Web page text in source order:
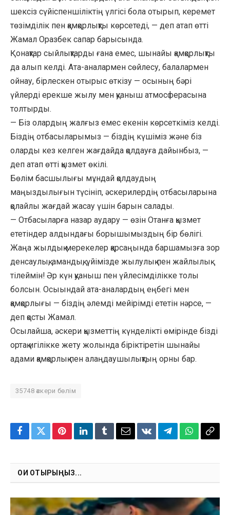
шексіз сүйіспеншіліктің үлгісі бола отырып, керемет
төзімділік пен қамқорлықты көрсетеді, — деп атап өтті
Жамал Оразбек сапар барысында.
Қонақтар сыйлықтарды ғана емес, шынайы қамқорлықты
да алып келді. Ата-аналармен сөйлесу, балалармен
ойнау, бірлескен отырыс өткізу — осының бәрі
үйлерді ерекше жылу мен қуаныш атмосферасына
толтырды.
— Біз олардың жалғыз емес екенін көрсеткіміз келді.
Біздің отбасыларымыз — біздің күшіміз және біз
оларды кез келген жағдайда қолдауға дайынбыз, —
деп атап өтті қызмет өкілі.
Бөлім басшылығы мұндай қолдаудың
маңыздылығын түсініп, әскерилердің отбасыларына
қолайлы жағдай жасау үшін барын салады.
— Отбасыларға назар аудару — өзін Отанға қызмет
ететіндер алдындағы борышымыздың бір бөлігі.
Жаңа жылдық мерекелер қарсаңында баршамызға зор
денсаулық, амандық, үйімізде жылулық пен жайлылық
тілеймін! Әр күн қуаныш пен үйлесімділікке толы
болсын. Осыындай ата-аналардың еңбегі мен
қамқорлығы — біздің әлемді мейірімді ететін нәрсе, —
деп қосты Жамал.
Осылайша, әскери қызметтің күнделікті өмірінде бізді
ортақ игілікке жету жолында біріктіретін шынайы
адами қамқорлық пен алаңдаушылықтың орны бар.
35748 әскери бөлім
Facebook
TwitterPinterestLinkedInTumblrEmailVKontakte
TelegramWhatsApp
Copy
ОҚИ ОТЫРЫҢЫЗ...